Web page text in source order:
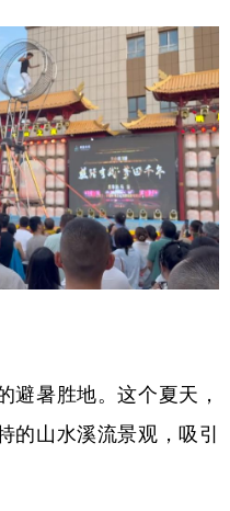
暑胜地。这个夏天，
的山水溪流景观，吸引